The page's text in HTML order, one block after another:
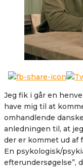
Jeg fik i går en
have mig til at
omhandlende
anledningen til, at
der er kommet ud af
En psykologisk/
efterundersøgelse”,